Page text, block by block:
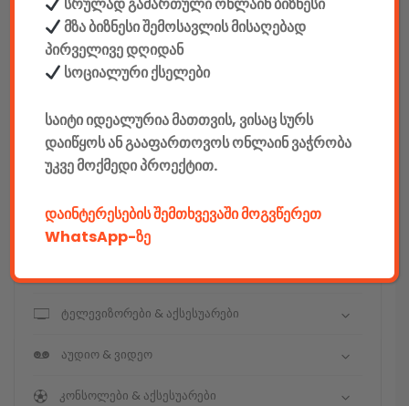
კონსტრუქტორები
E-mobility
კომპიუტერები & აქსესუარები
ტელეფონები & აქსესუარები
ნოუთბუქები & აქსესუარები
ტელევიზორები & აქსესუარები
აუდიო & ვიდეო
კონსოლები & აქსესუარები
სრულად გამართული ონლაინ ბიზნესი
მზა ბიზნესი შემოსავლის მისაღებად
პირველივე დღიდან
სოციალური ქსელები
საიტი იდეალურია მათთვის, ვისაც სურს
დაიწყოს ან გააფართოვოს ონლაინ ვაჭრობა
უკვე მოქმედი პროექტით.
დაინტერესების შემთხვევაში მოგვწერეთ
WhatsApp-ზე